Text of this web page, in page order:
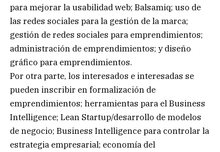
para mejorar la usabilidad web; Balsamiq; uso de
las redes sociales para la gestión de la marca;
gestión de redes sociales para emprendimientos;
administración de emprendimientos; y diseño
gráfico para emprendimientos.
Por otra parte, los interesados e interesadas se
pueden inscribir en formalización de
emprendimientos; herramientas para el Business
Intelligence; Lean Startup/desarrollo de modelos
de negocio; Business Intelligence para controlar la
estrategia empresarial; economía del